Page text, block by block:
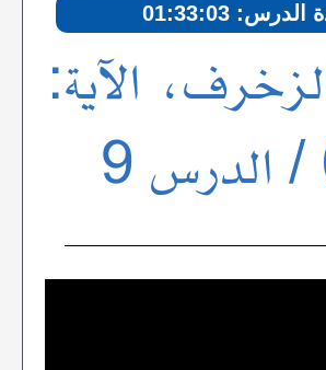
01:33:03
الآية: